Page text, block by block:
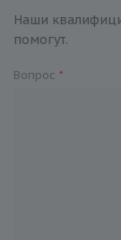
Наши
помогут.
Вопрос *